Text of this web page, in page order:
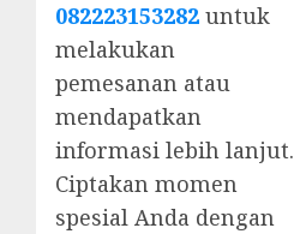
082223153282 untuk
melakukan
pemesanan atau
mendapatkan
informasi lebih lanjut.
Ciptakan momen
spesial Anda dengan